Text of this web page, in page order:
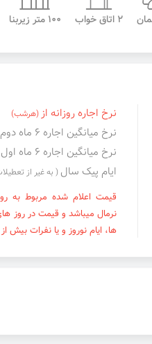
2 اتاق خواب 100 متر زیربنا
نرخ اجاره روزانه از(هرشب)
نرخ میانگین اجاره ۶ ماه دوم سال
نرخ میانگین اجاره ۶ ماه اول سال
ایام پیک سال ( به غیر از
قیمت اعلام شده مربوط به
نرمال میباشد و قیمت در روز
ها، ایام نوروز و یا نفرات بیش